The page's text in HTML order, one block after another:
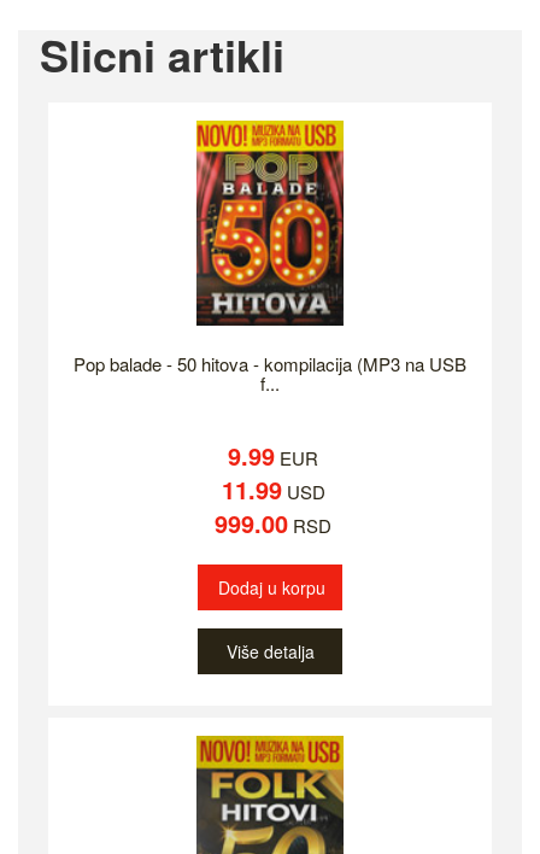
Slicni artikli
Pop balade - 50 hitova - kompilacija (MP3 na USB
f...
9.99 EUR
11.99USD
999.00 RSD
Dodaj u korpu
Više detalja